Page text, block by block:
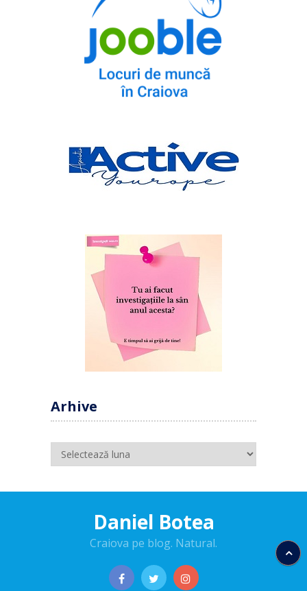
Arhive
Arhive
Daniel Botea
Craiova pe blog. Natural.